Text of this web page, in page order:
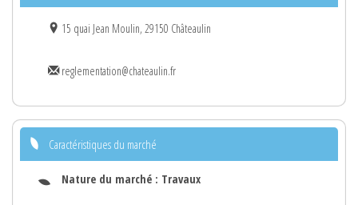
15 quai Jean Moulin, 29150 Châteaulin
reglementation@chateaulin.fr
Caractéristiques du marché
Nature du marché : Travaux